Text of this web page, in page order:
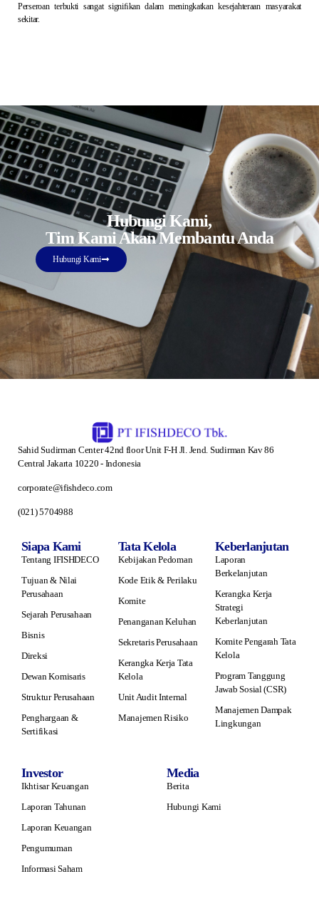
Perseroan terbukti sangat signiﬁkan dalam meningkatkan kesejahteraan masyarakat
sekitar.
Hubungi Kami,
Tim Kami Akan Membantu Anda
Hubungi Kami
Sahid Sudirman Center 42nd floor Unit F-H Jl. Jend. Sudirman Kav 86
Central Jakarta 10220 - Indonesia
corporate@ifishdeco.com
(021) 5704988
Siapa Kami
Tentang IFISHDECO
Tujuan & Nilai
Perusahaan
Sejarah Perusahaan
Bisnis
Direksi
Dewan Komisaris
Struktur Perusahaan
Penghargaan &
Sertifikasi
Tata Kelola
Kebijakan Pedoman
Kode Etik & Perilaku
Komite
Penanganan Keluhan
Sekretaris Perusahaan
Kerangka Kerja Tata
Kelola
Unit Audit Internal
Manajemen Risiko
Keberlanjutan
Laporan
Berkelanjutan
Kerangka Kerja
Strategi
Keberlanjutan
Komite Pengarah Tata
Kelola
Program Tanggung
Jawab Sosial (CSR)
Manajemen Dampak
Lingkungan
Investor
Ikhtisar Keuangan
Laporan Tahunan
Laporan Keuangan
Pengumuman
Informasi Saham
Media
Berita
Hubungi Kami